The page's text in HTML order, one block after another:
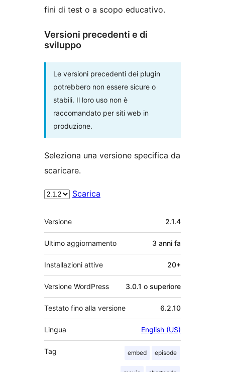
fini di test o a scopo educativo.
Versioni precedenti e di
sviluppo
Le versioni precedenti dei plugin
potrebbero non essere sicure o
stabili. Il loro uso non è
raccomandato per siti web in
produzione.
Seleziona una versione specifica da
scaricare.
Scarica
Meta
Versione 2.1.4
Ultimo aggiornamento 3 anni fa
Installazioni attive 20+
Versione WordPress 3.0.1 o superiore
Testato fino alla versione 6.2.10
Lingua English (US)
Tag embed episode